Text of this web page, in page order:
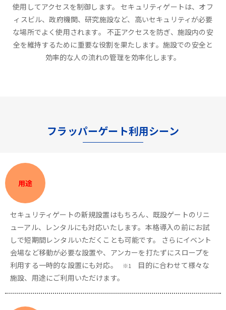
使用してアクセスを制御します。 セキュリティゲートは、オフ
ィスビル、政府機関、研究施設など、高いセキュリティが必要
な場所でよく使用されます。 不正アクセスを防ぎ、施設内の安
全を維持するために重要な役割を果たします。施設での安全と
効率的な人の流れの管理を効率化します。
フラッパーゲート利用シーン
用途
セキュリティゲートの新規設置はもちろん、既設ゲートのリニ
ューアル、レンタルにも対応いたします。本格導入の前にお試
しで短期間レンタルいただくことも可能です。 さらにイベント
会場など移動が必要な設置や、アンカーを打たずにスロープを
利用する一時的な設置にも対応。
※1
目的に合わせて様々な
施設、用途にご利用いただけます。